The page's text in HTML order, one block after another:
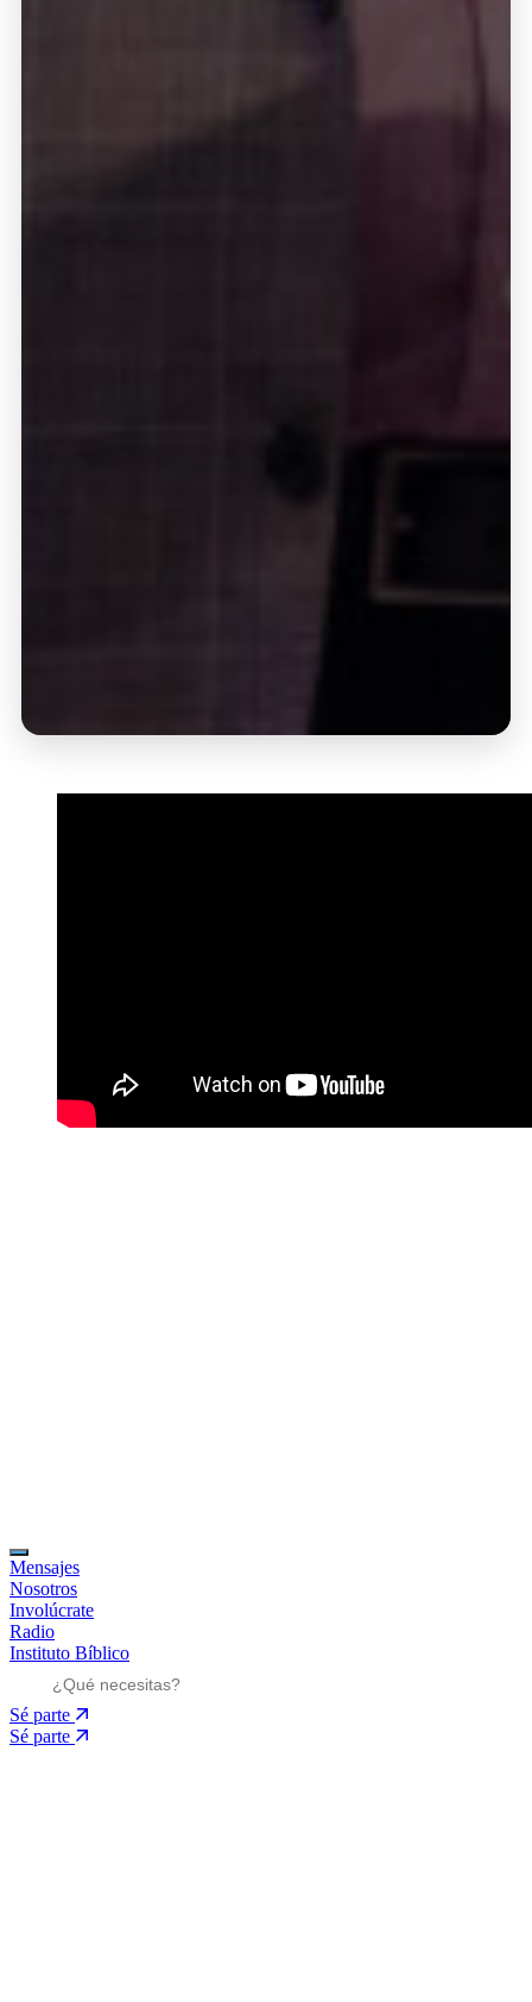
Mensajes
Nosotros
Involúcrate
Radio
Instituto Bíblico
Sé parte
Sé parte